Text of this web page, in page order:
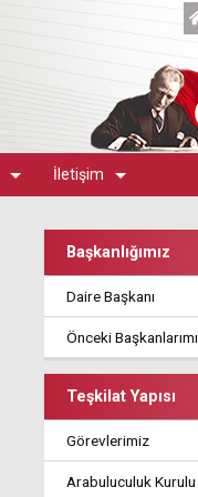
İletişim
Başkanlığımız
Daire Başkanı
Önceki
Teşkilat Yapısı
Görevlerimiz
Arabuluculuk Kurulu